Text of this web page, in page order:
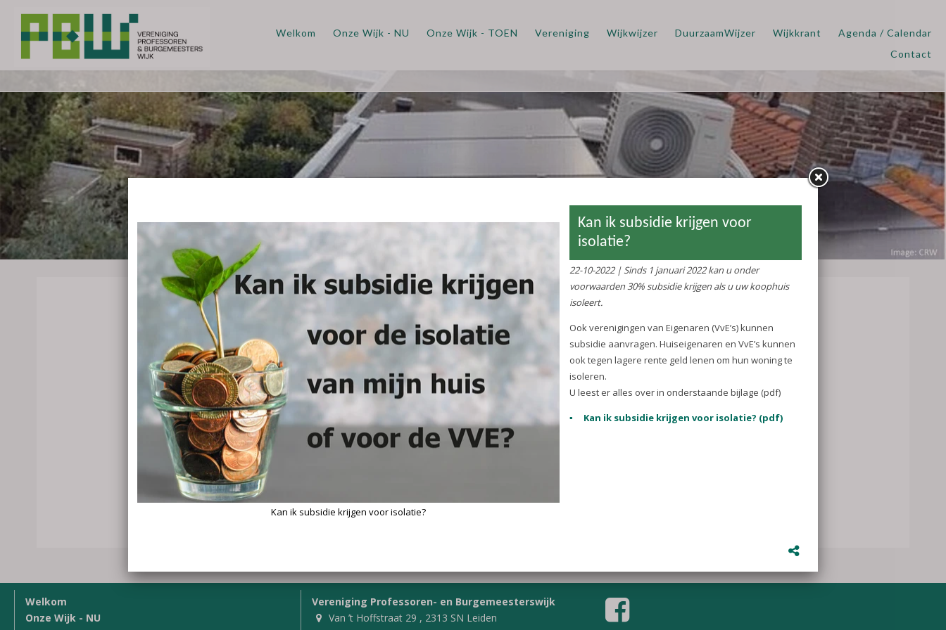
Welkom Onze Wijk - NU Onze Wijk - TOEN Vereniging Wijkwijzer DuurzaamWijzer Wijkkrant
Agenda / Calendar
Contact
Kan ik subsidie krijgen voor
isolatie?
| Sinds 1 januari 2022 kan u onder
voorwaarden 30% subsidie krijgen als u uw
koophuis isoleert.
Kan ik subsidie krijgen voor isolatie?
(pdf)
Ook verenigingen van Eigenaren (VvE’s)
Welkom
Onze Wijk - NU
Vereniging Professoren- en Burgemeesterswijk
Van ’t Hoffstraat 29 , 2313 SN Leiden